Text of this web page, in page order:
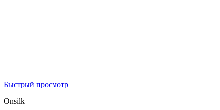
Быстрый просмотр
Onsilk